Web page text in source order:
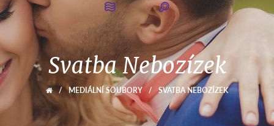
Svatba Nebozízek
/ MEDIÁLNÍ SOUBORY / SVATBA NEBOZÍZEK